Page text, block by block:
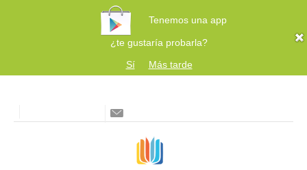
Tenemos una app
¿te gustaría probarla?
Sí
Más tarde